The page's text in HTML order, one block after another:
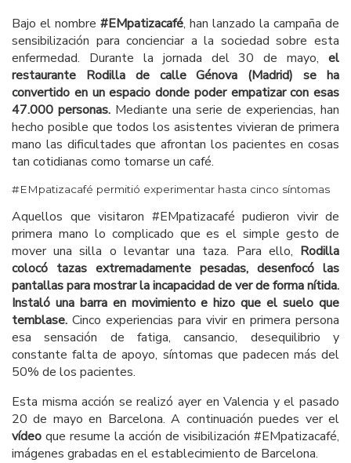
Bajo el nombre #EMpatizacafé, han lanzado la campaña de
sensibilización para concienciar a la sociedad sobre esta
enfermedad. Durante la jornada del 30 de mayo, el
restaurante Rodilla de calle Génova (Madrid) se ha
convertido en un espacio donde poder empatizar con esas
47.000 personas. Mediante una serie de experiencias, han
hecho posible que todos los asistentes vivieran de primera
mano las dificultades que afrontan los pacientes en cosas
tan cotidianas como tomarse un café.
#EMpatizacafé permitió experimentar hasta cinco síntomas
Aquellos que visitaron #EMpatizacafé pudieron vivir de
primera mano lo complicado que es el simple gesto de
mover una silla o levantar una taza. Para ello, Rodilla
colocó tazas extremadamente pesadas, desenfocó las
pantallas para mostrar la incapacidad de ver de forma nítida.
Instaló una barra en movimiento e hizo que el suelo que
temblase. Cinco experiencias para vivir en primera persona
esa sensación de fatiga, cansancio, desequilibrio y
constante falta de apoyo, síntomas que padecen más del
50% de los pacientes.
Esta misma acción se realizó ayer en Valencia y el pasado
20 de mayo en Barcelona. A continuación puedes ver el
vídeo que resume la acción de visibilización #EMpatizacafé,
imágenes grabadas en el establecimiento de Barcelona.